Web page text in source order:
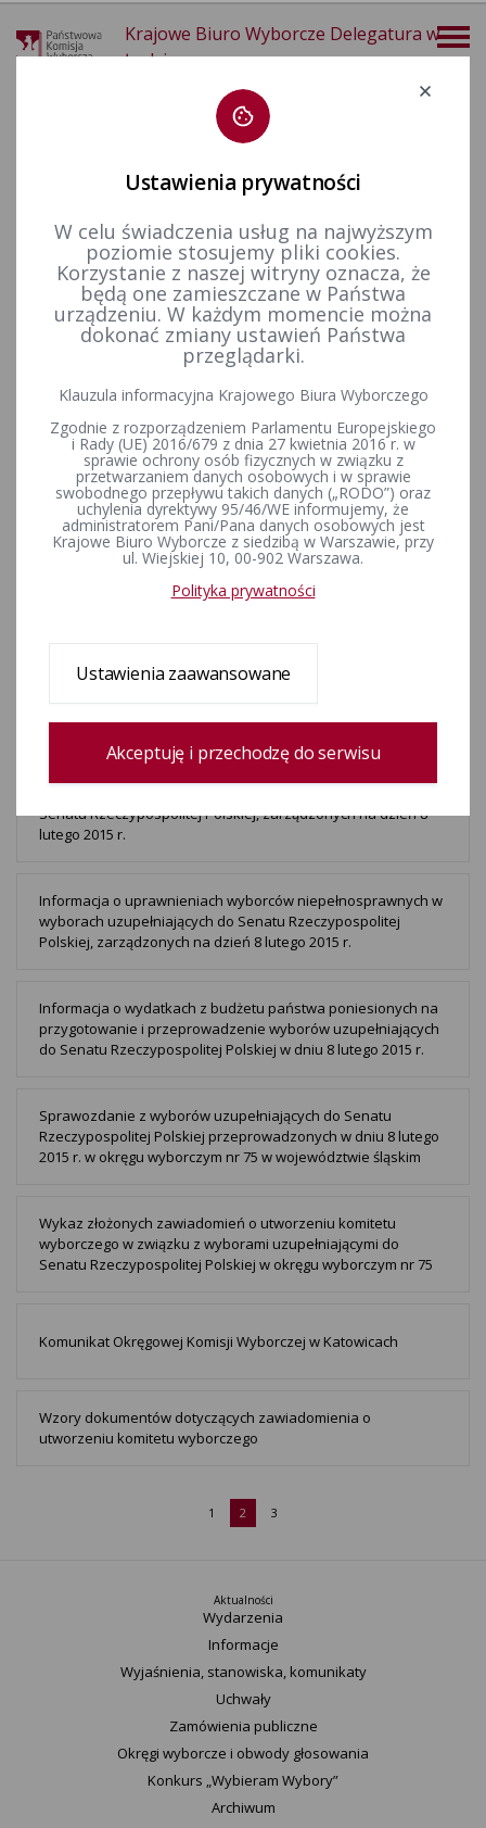
Krajowe Biuro Wyborcze Delegatura w
Łodzi
Wybory do Sejmu i do Senatu Wybory uzupełniające do Senatu RP
Kadencja 2011-2015
Wybory uzupełniające do Senatu - okręg nr 75 - 8 lutego 2015 r.
Obwieszczenie Państwowej Komisji Wyborczej z dnia 9 lutego
2015 r. o wynikach wyborów uzupełniających do Senatu
Rzeczypospolitej Polskiej przeprowadzonych w dniu 8 lutego
2015 r.
Adresy stron internetowych komitetów wyborczych
uczestniczących w wyborach uzupełniających do Senatu
Informacja Państwowej Komisji Wyborczej w sprawie
wyborów uzupełniających do Senatu Rzeczypospolitej
Senatu Rzeczypospolitej Polskiej, zarządzonych na dzień 8
lutego 2015 r.
Informacja o uprawnieniach wyborców niepełnosprawnych w
wyborach uzupełniających do Senatu Rzeczypospolitej
Polskiej, zarządzonych na dzień 8 lutego 2015 r.
Informacja o wydatkach z budżetu państwa poniesionych na
przygotowanie i przeprowadzenie wyborów uzupełniających
do Senatu Rzeczypospolitej Polskiej w dniu 8 lutego 2015 r.
Sprawozdanie z wyborów uzupełniających do Senatu
Rzeczypospolitej Polskiej przeprowadzonych w dniu 8 lutego
2015 r. w okręgu wyborczym nr 75 w województwie śląskim
Wykaz złożonych zawiadomień o utworzeniu komitetu
wyborczego w związku z wyborami uzupełniającymi do
Senatu Rzeczypospolitej Polskiej w okręgu wyborczym nr 75
Komunikat Okręgowej Komisji Wyborczej w Katowicach
Wzory dokumentów dotyczących zawiadomienia o
utworzeniu komitetu wyborczego
1 2 3
Aktualności
Wydarzenia
Informacje
Wyjaśnienia, stanowiska, komunikaty
Uchwały
Zamówienia publiczne
Okręgi wyborcze i obwody głosowania
Konkurs „Wybieram Wybory”
Archiwum
Ustawienia prywatności
W celu świadczenia usług na najwyższym
poziomie stosujemy pliki cookies.
Korzystanie z naszej witryny oznacza, że
będą one zamieszczane w Państwa
urządzeniu. W każdym momencie można
dokonać zmiany ustawień Państwa
przeglądarki.
Klauzula informacyjna Krajowego Biura Wyborczego
Zgodnie z rozporządzeniem Parlamentu Europejskiego
i Rady (UE) 2016/679 z dnia 27 kwietnia 2016 r. w
sprawie ochrony osób fizycznych w związku z
przetwarzaniem danych osobowych i w sprawie
swobodnego przepływu takich danych („RODO”) oraz
uchylenia dyrektywy 95/46/WE informujemy, że
administratorem Pani/Pana danych osobowych jest
Krajowe Biuro Wyborcze z siedzibą w Warszawie, przy
ul. Wiejskiej 10, 00-902 Warszawa.
Polityka prywatności
Ustawienia zaawansowane
Akceptuję i przechodzę do serwisu